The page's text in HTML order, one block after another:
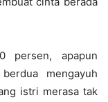
persen, apapun
mengayuh
istri merasa tak